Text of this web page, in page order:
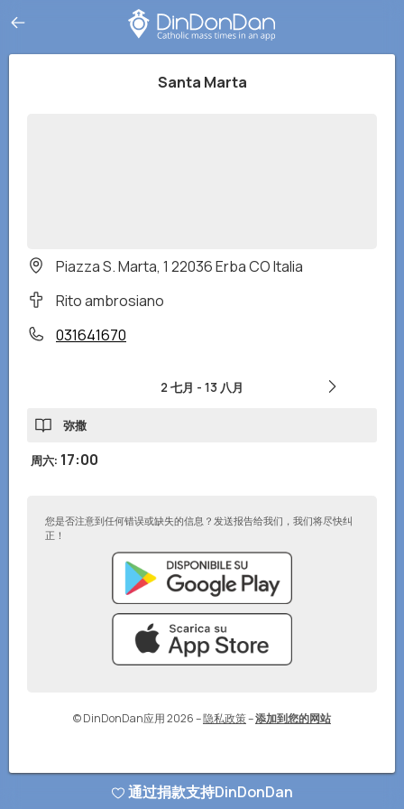
Santa Marta
Piazza S. Marta, 1 22036 Erba CO Italia
Rito ambrosiano
031641670
2 七月 - 13 八月
弥撒
周六: 17:00
您是否注意到任何错误或缺失的信息？发送报告给我们，我们将尽快纠
正！
© DinDonDan应用 2026–隐私政策–添加到您的网站
通过捐款支持DinDonDan